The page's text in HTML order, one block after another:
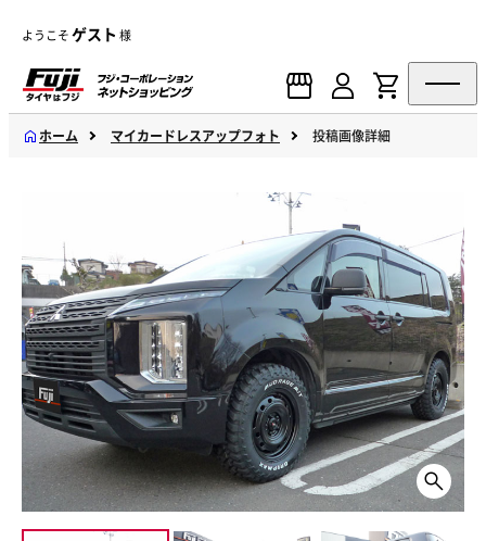
ようこそゲスト 様
ホーム マイカードレスアップフォト 投稿画像詳細